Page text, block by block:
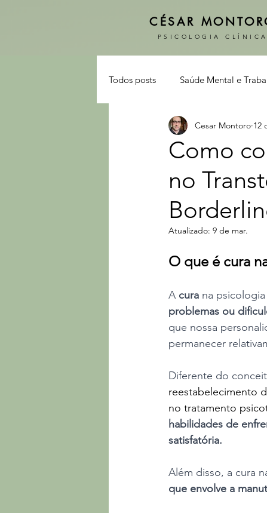
CÉSAR
PSICOLOGIA CLÍNICA
Todos posts Saúde Mental e
Psicoterapia Carreira
Como
no
Cesar Montoro 12
Atualizado: 9 de mar.
O que é cura
A cura na psicologia
problemas ou
que nossa
permanecer
Diferente do
reestabelecimento
no tratamento
habilidades de
satisfatória.
Além disso, a cura
que envolve a